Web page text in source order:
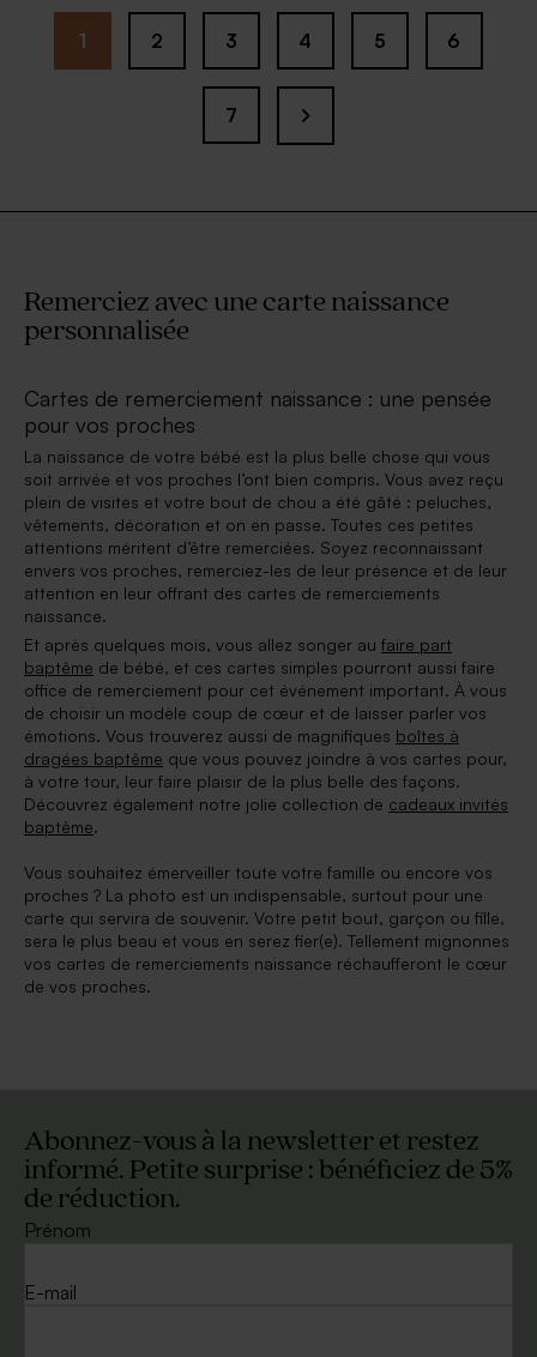
1 2 3 4 5 6
7
Remerciez avec une carte naissance
personnalisée
Cartes de remerciement naissance : une pensée
pour vos proches
La naissance de votre bébé est la plus belle chose qui vous
soit arrivée et vos proches l’ont bien compris. Vous avez reçu
plein de visites et votre bout de chou a été gâté : peluches,
vêtements, décoration et on en passe. Toutes ces petites
attentions méritent d’être remerciées. Soyez reconnaissant
envers vos proches, remerciez-les de leur présence et de leur
attention en leur offrant des cartes de remerciements
naissance.
Et après quelques mois, vous allez songer au faire part
baptême de bébé, et ces cartes simples pourront aussi faire
office de remerciement pour cet événement important. À vous
de choisir un modèle coup de cœur et de laisser parler vos
émotions. Vous trouverez aussi de magnifiques boîtes à
dragées baptême que vous pouvez joindre à vos cartes pour,
à votre tour, leur faire plaisir de la plus belle des façons.
Découvrez également notre jolie collection de cadeaux invités
baptême.
Vous souhaitez émerveiller toute votre famille ou encore vos
proches ? La photo est un indispensable, surtout pour une
carte qui servira de souvenir. Votre petit bout, garçon ou fille,
sera le plus beau et vous en serez fier(e). Tellement mignonnes
vos cartes de remerciements naissance réchaufferont le cœur
de vos proches.
Abonnez-vous à la newsletter et restez
informé. Petite surprise : bénéficiez de 5%
de réduction.
Prénom
E-mail